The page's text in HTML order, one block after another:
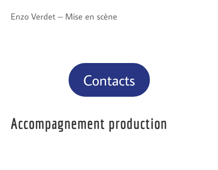
Enzo Verdet – Mise en scène
Contacts
Accompagnement production